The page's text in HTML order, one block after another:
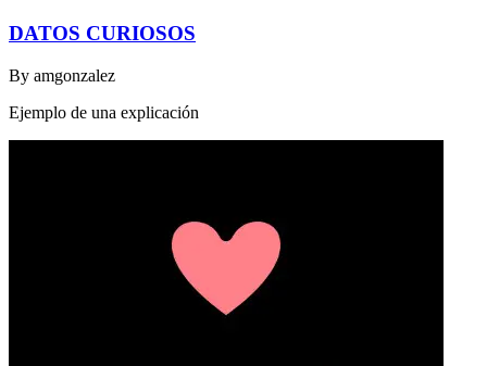
DATOS CURIOSOS
By amgonzalez
Ejemplo de una explicación